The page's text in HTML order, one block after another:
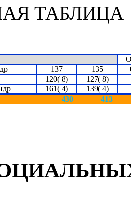
ТАБЛИЦА
137 135
120( 8)
127( 8)
161( 4)
139( 4)
430 413